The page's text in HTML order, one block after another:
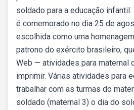
soldado para a educação
é comemorado no dia 25 de
escolhida como uma
patrono do exército brasileiro,
Web — atividades para maternal
imprimir. Várias atividades para
trabalhar com as turmas do
soldado (maternal 3) o dia do